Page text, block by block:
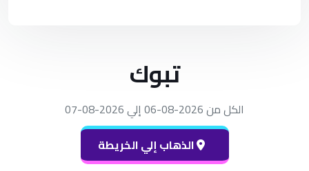
تبوك
الكل من 2026-08-06 إلي 2026-08-07
الذهاب إلي الخريطة